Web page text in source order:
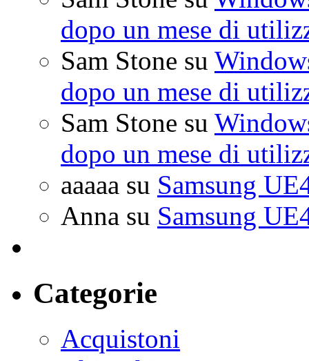
dopo un mese di
Sam Stone su
dopo un mese di
Sam Stone su
dopo un mese di
aaaaa su Samsung
Anna su Samsung
Categorie
Acquistoni